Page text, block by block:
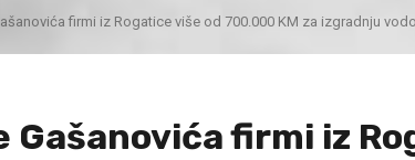
firmi iz Rogatice više od 700.000 KM za izgradnju
Gašanovića firmi iz